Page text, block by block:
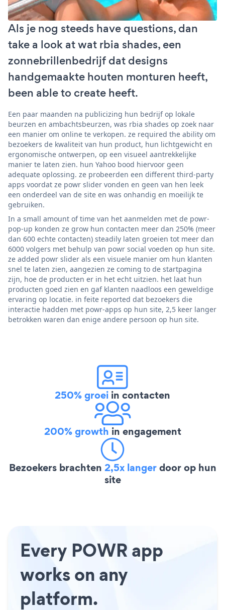
Als je nog steeds have questions, dan
take a look at wat rbia shades, een
zonnebrillenbedrijf dat designs
handgemaakte houten monturen heeft,
been able to create heeft.
Een paar maanden na publicizing hun bedrijf op lokale
beurzen en ambachtsbeurzen, was rbia shades op zoek naar
een manier om online te verkopen. ze required the ability om
bezoekers de kwaliteit van hun product, hun lichtgewicht en
ergonomische ontwerpen, op een visueel aantrekkelijke
manier te laten zien. hun Yahoo bood hiervoor geen
adequate oplossing. ze probeerden een different third-party
apps voordat ze powr slider vonden en geen van hen leek
een onderdeel van de site en was onhandig en moeilijk te
gebruiken.
In a small amount of time van het aanmelden met de powr-
pop-up konden ze grow hun contacten meer dan 250% (meer
dan 600 echte contacten) steadily laten groeien tot meer dan
6000 volgers met behulp van powr social voeden op hun site.
ze added powr slider als een visuele manier om hun klanten
snel te laten zien, aangezien ze coming to de startpagina
zijn, hoe de producten er in het echt uitzien. het laat hun
producten goed zien en gaf klanten naadloos een geweldige
ervaring op locatie. in feite reported dat bezoekers die
interactie hadden met powr-apps op hun site, 2,5 keer langer
betrokken waren dan enige andere persoon op hun site.
250% groei in contacten
200% growth in engagement
Bezoekers brachten 2,5x langerdoor op hun
site
Every POWR app
works on any
platform.